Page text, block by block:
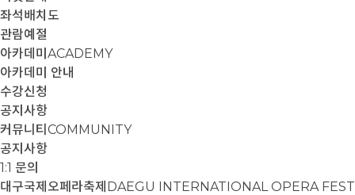
좌석배치도
관람예절
아카데미 ACADEMY
아카데미 안내
수강신청
공지사항
커뮤니티 COMMUNITY
공지사항
1:1 문의
대구국제오페라축제 DAEGU INTERNATIONAL OPERA